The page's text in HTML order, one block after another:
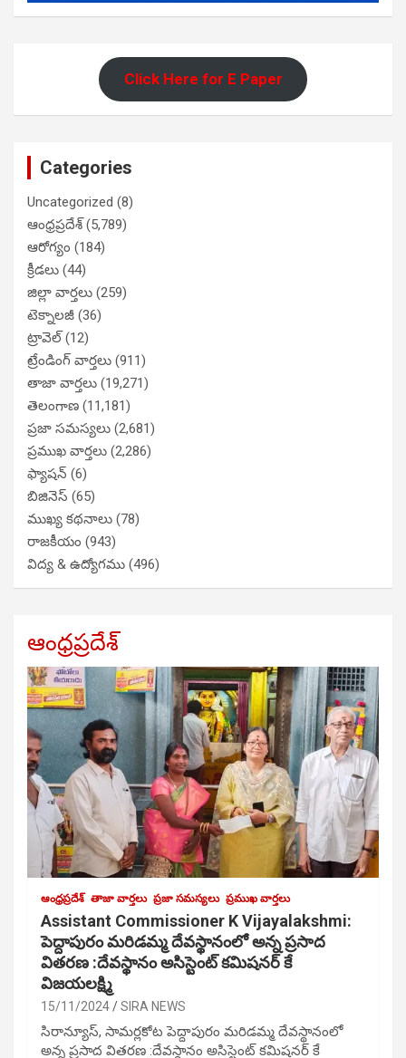
Click Here for E Paper
Categories
Uncategorized (8)
ఆంధ్రప్రదేశ్(5,789)
ఆరోగ్యం (184)
క్రీడలు (44)
జిల్లా వార్తలు (259)
టెక్నాలజీ (36)
ట్రావెల్(12)
ట్రేండింగ్ వార్తలు (911)
తాజా వార్తలు (19,271)
తెలంగాణ (11,181)
ప్రజా సమస్యలు (2,681)
ప్రముఖ వార్తలు (2,286)
ఫ్యాషన్ (6)
బిజినెస్ (65)
ముఖ్య కథనాలు (78)
రాజకీయం (943)
విద్య & ఉద్యోగము (496)
ఆంధ్రప్రదేశ్
ఆంధ్రప్రదేశ్ తాజా వార్తలు ప్రజా సమస్యలు ప్రముఖ వార్తలు
Assistant Commissioner K Vijayalakshmi:
పెద్దాపురం మరిడమ్మ దేవస్థానంలో అన్న ప్రసాద
వితరణ :దేవస్థానం అసిస్టెంట్ కమిషనర్ కే
విజయలక్ష్మి
15/11/2024 SIRA NEWS
సిరాన్యూస్, సామర్లకోట పెద్దాపురం మరిడమ్మ దేవస్థానంలో
అన్న ప్రసాద వితరణ :దేవస్థానం అసిస్టెంట్ కమిషనర్ కే